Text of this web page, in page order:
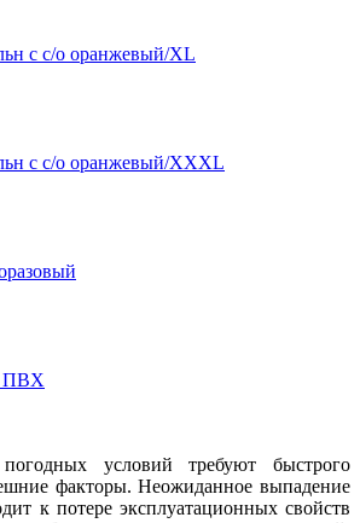
с с/о оранжевый/XL
с с/о оранжевый/XXXL
ПВХ
условий требуют быстрого
факторы. Неожиданное выпадение
к потере эксплуатационных свойств